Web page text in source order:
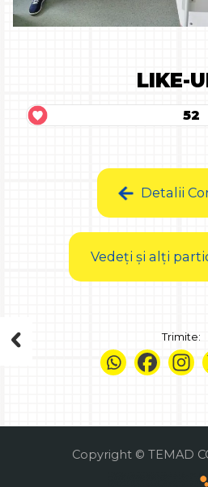
LIKE-
52
Detalii
Vedeți și alți
Trimite:
Copyright © TEMAD